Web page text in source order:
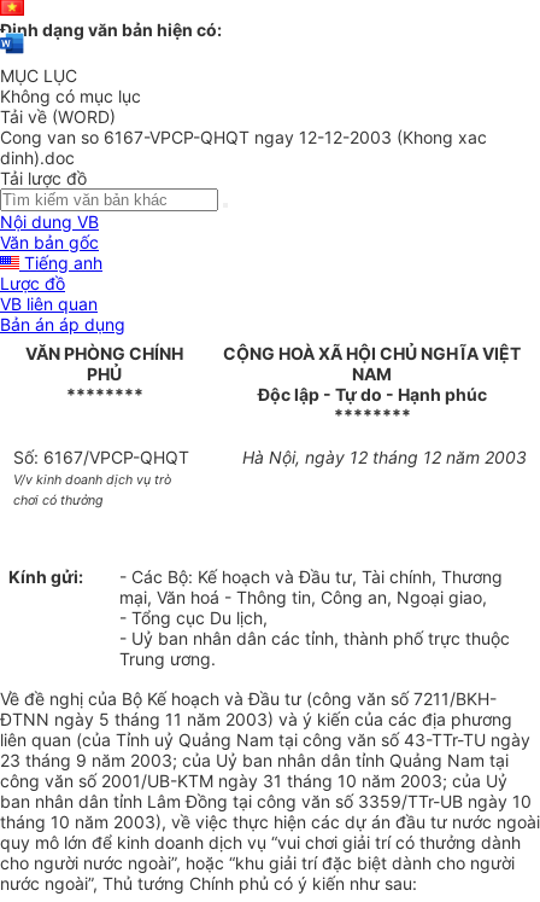
Định dạng văn bản hiện có:
MỤC LỤC
Không có mục lục
Tải về (WORD)
Cong van so 6167-VPCP-QHQT ngay 12-12-2003 (Khong xac
dinh).doc
Tải lược đồ
Nội dung VB
Văn bản gốc
Tiếng anh
Lược đồ
VB liên quan
Bản án áp dụng
VĂN PHÒNG CHÍNH
PHỦ
********
CỘNG HOÀ XÃ HỘI CHỦ NGHĨA VIỆT
NAM
Độc lập - Tự do - Hạnh phúc
********
Số: 6167/VPCP-QHQT
V/v kinh doanh dịch vụ trò
chơi có thưởng
Hà Nội, ngày 12 tháng 12 năm 2003
Kính gửi:
- Các Bộ: Kế hoạch và Đầu tư, Tài chính, Thương
mại, Văn hoá - Thông tin, Công an, Ngoại giao,
- Tổng cục Du lịch,
- Uỷ ban nhân dân các tỉnh, thành phố trực thuộc
Trung ương.
Về đề nghị của Bộ Kế hoạch và Đầu tư (công văn số 7211/BKH-
ĐTNN ngày 5 tháng 11 năm 2003) và ý kiến của các địa phương
liên quan (của Tỉnh uỷ Quảng Nam tại công văn số 43-TTr-TU ngày
23 tháng 9 năm 2003; của Uỷ ban nhân dân tỉnh Quảng Nam tại
công văn số 2001/UB-KTM ngày 31 tháng 10 năm 2003; của Uỷ
ban nhân dân tỉnh Lâm Đồng tại công văn số 3359/TTr-UB ngày 10
tháng 10 năm 2003), về việc thực hiện các dự án đầu tư nước ngoài
quy mô lớn để kinh doanh dịch vụ “vui chơi giải trí có thưởng dành
cho người nước ngoài”, hoặc “khu giải trí đặc biệt dành cho người
nước ngoài”, Thủ tướng Chính phủ có ý kiến như sau: